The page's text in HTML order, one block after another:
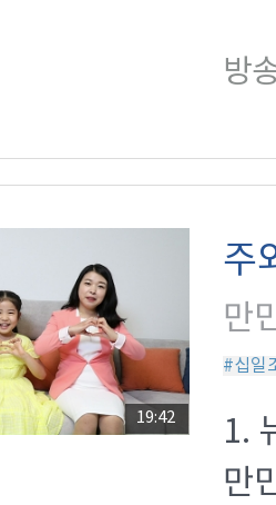
방
19:42
주
만
#십일
1.
만